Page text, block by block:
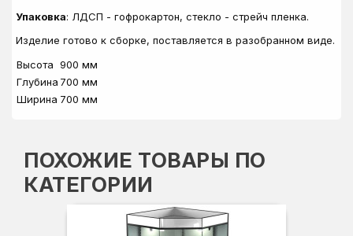
Упаковка: ЛДСП - гофрокартон, стекло - стрейч пленка.
Изделие готово к сборке, поставляется в разобранном виде.
Высота 900 мм
Глубина 700 мм
Ширина 700 мм
ПОХОЖИЕ ТОВАРЫ ПО
КАТЕГОРИИ